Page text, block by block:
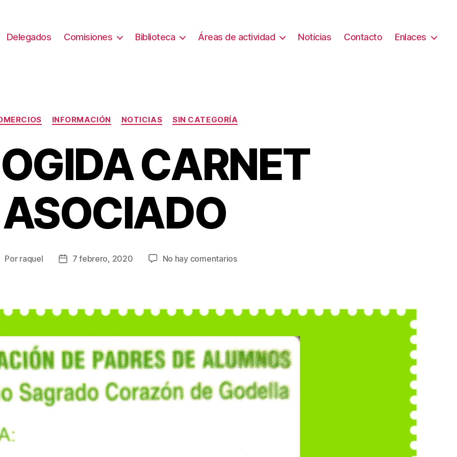
Delegados Comisiones Biblioteca Áreas de actividad Noticias Contacto Enlaces
Categorías
INFORMACIÓN NOTICIAS SIN CATEGORÍA
CARNET
ASOCIADO
Por raquel
Fecha7 febrero, 2020 No hay comentariosen